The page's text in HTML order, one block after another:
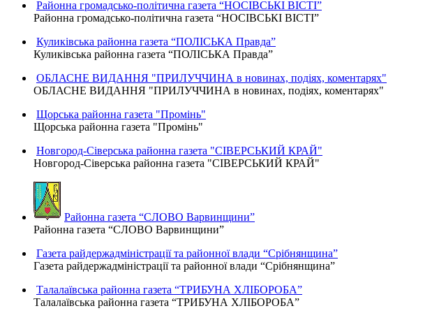
Районна громадсько-політична газета “НОСІВСЬКІ ВІСТІ”
Районна громадсько-політична газета “НОСІВСЬКІ ВІСТІ”
Куликівська районна газета “ПОЛІСЬКА Правда”
Куликівська районна газета “ПОЛІСЬКА Правда”
ОБЛАСНЕ ВИДАННЯ "ПРИЛУЧЧИНА в новинах, подіях, коментарях"
ОБЛАСНЕ ВИДАННЯ "ПРИЛУЧЧИНА в новинах, подіях, коментарях"
Щорська районна газета "Промінь"
Щорська районна газета "Промінь"
Новгород-Сіверська районна газета "СІВЕРСЬКИЙ КРАЙ"
Новгород-Сіверська районна газета "СІВЕРСЬКИЙ КРАЙ"
Районна газета “СЛОВО Варвинщини”
Районна газета “СЛОВО Варвинщини”
Газета райдержадміністрації та районної влади “Срібнянщина”
Газета райдержадміністрації та районної влади “Срібнянщина”
Талалаївська районна газета “ТРИБУНА ХЛІБОРОБА”
Талалаївська районна газета “ТРИБУНА ХЛІБОРОБА”